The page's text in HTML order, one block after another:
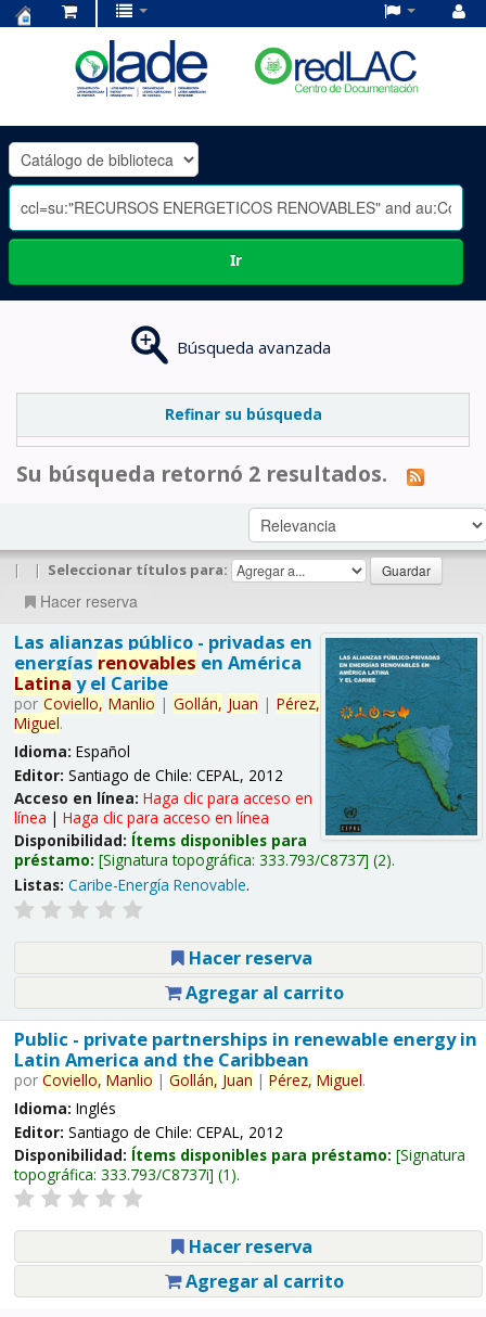
OLADE
-
Ir
Búsqueda avanzada
Refinar su búsqueda
Su búsqueda retornó 2 resultados.
| | Seleccionar títulos para:
Hacer reserva
Las alianzas público - privadas en
energías renovables en América
Latina y el Caribe
por Coviello, Manlio | Gollán, Juan | Pérez,
Miguel.
Idioma: Español
Editor: Santiago de Chile: CEPAL, 2012
Acceso en línea: Haga clic para acceso en
línea | Haga clic para acceso en línea
Disponibilidad: Ítems disponibles para
préstamo: Signatura topográfica: 333.793/C8737 (2).
Listas: Caribe-Energía Renovable.
Hacer reserva
Agregar al carrito
Public - private partnerships in renewable energy in
Latin America and the Caribbean
por Coviello, Manlio | Gollán, Juan | Pérez, Miguel.
Idioma: Inglés
Editor: Santiago de Chile: CEPAL, 2012
Disponibilidad: Ítems disponibles para préstamo: Signatura
topográfica: 333.793/C8737i (1).
Hacer reserva
Agregar al carrito